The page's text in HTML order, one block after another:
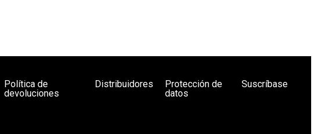
Política de
devoluciones
Distribuidores
Protección de
datos
Suscríbase